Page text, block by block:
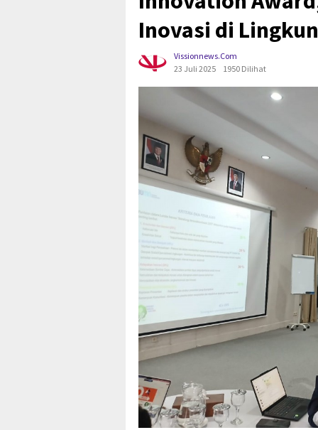
Inovasi di
Vissionnews.com
23 Juli 2025
1950 Dilihat